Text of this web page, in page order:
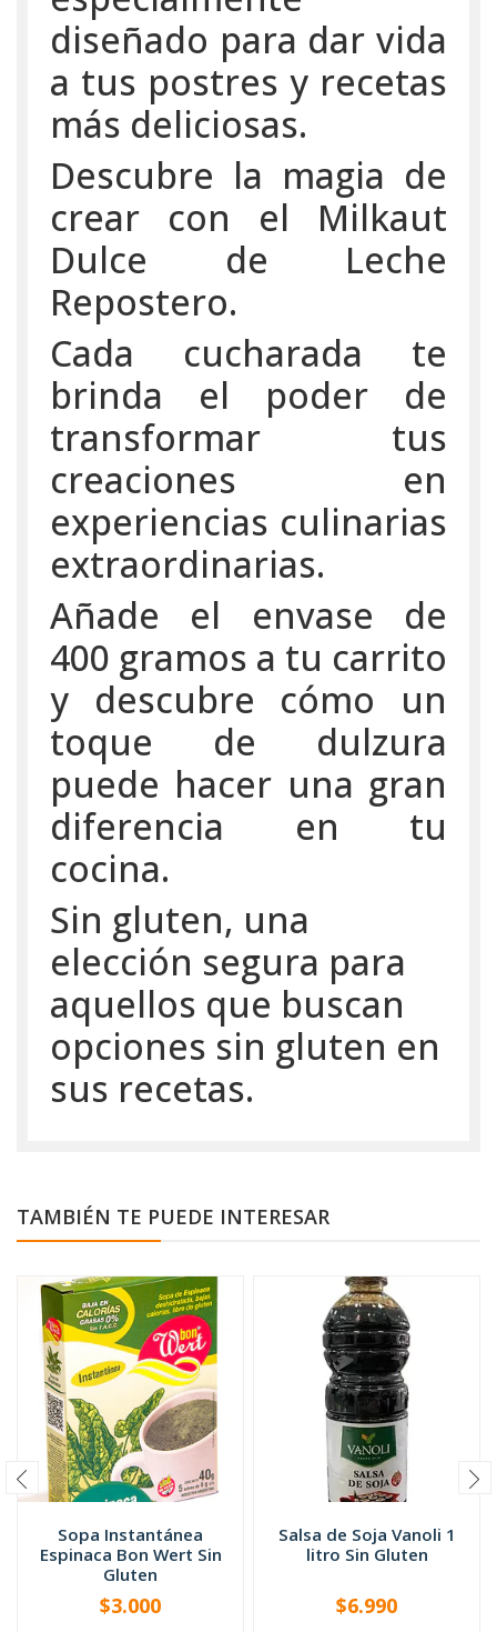
diseñado para dar vida
a tus postres y recetas
más deliciosas.
Descubre la magia de
crear con el Milkaut
Dulce de Leche
Repostero.
Cada cucharada te
brinda el poder de
transformar tus
creaciones en
experiencias culinarias
extraordinarias.
Añade el envase de
400 gramos a tu carrito
y descubre cómo un
toque de dulzura
puede hacer una gran
diferencia en tu
cocina.
Sin gluten, una
elección segura para
aquellos que buscan
opciones sin gluten en
sus recetas.
TAMBIÉN TE PUEDE INTERESAR
Sopa Instantánea
Espinaca Bon Wert Sin
Gluten
+
$3.000
Salsa de Soja Vanoli 1
litro Sin Gluten
+
$6.990